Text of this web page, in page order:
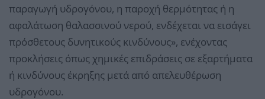
παραγωγή υδρογόνου, η παροχή θερμότητας ή η
αφαλάτωση θαλασσινού νερού, ενδέχεται να εισάγει
πρόσθετους δυνητικούς κινδύνους», ενέχοντας
προκλήσεις όπως χημικές επιδράσεις σε εξαρτήματα
ή κινδύνους έκρηξης μετά από απελευθέρωση
υδρογόνου.